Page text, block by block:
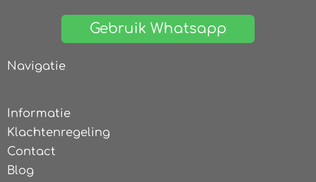
Gebruik Whatsapp
Navigatie
Informatie
Klachtenregeling
Contact
Blog